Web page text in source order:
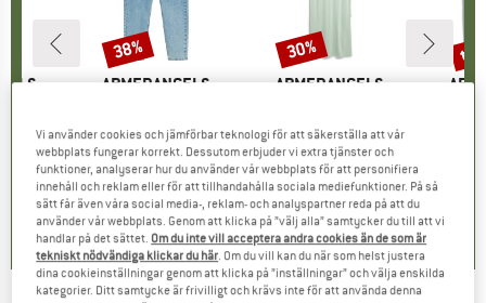
pris
27,97 €
2
)
VARUMÄRKE
ARMEDANGELS
Produktgrupp
Jeans
Pris
119,95 €Reducerat pris
74,37 €
4,4(9 )
Rabatt
38%
VARUMÄRKE
ARMEDANGELS
Produktgrupp
Klänning
Pris
69,95 €Reducerat pris
48,97 €
0,0(0)
Rabatt
30% till
Vi använder cookies och jämförbar teknologi för att säkerställa att vår
webbplats fungerar korrekt. Dessutom erbjuder vi extra tjänster och
funktioner, analyserar hur du använder vår webbplats för att personifiera
innehåll och reklam eller för att tillhandahålla sociala mediefunktioner. På så
sätt får även våra social media-, reklam- och analyspartner reda på att du
använder vår webbplats. Genom att klicka på ”välj alla” samtycker du till att vi
handlar på det sättet. Om du inte vill acceptera andra cookies än de som är
tekniskt nödvändiga klickar du här . Om du vill kan du när som helst justera
dina cookieinställningar genom att klicka på ”inställningar” och välja enskilda
kategorier. Ditt samtycke är frivilligt och krävs inte för att använda denna